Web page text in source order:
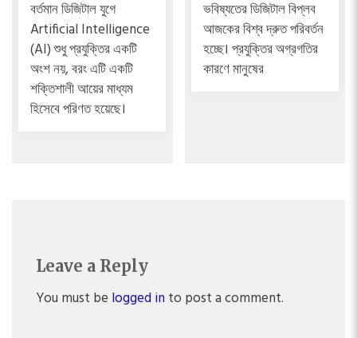
বর্তমান ডিজিটাল যুগে
Artificial Intelligence
(AI) শুধু প্রযুক্তির একটি
অংশ নয়, বরং এটি একটি
শক্তিশালী আয়ের মাধ্যম
হিসেবে পরিণত হয়েছে।
ভবিষ্যতের ডিজিটাল বিপ্লব
আজকের বিশ্ব দ্রুত পরিবর্তন
হচ্ছে। প্রযুক্তির অগ্রগতির
কারণে মানুষের
Leave a Reply
You must be logged in to post a comment.